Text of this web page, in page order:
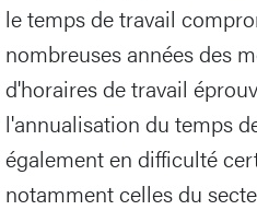
le temps de travail
nombreuses années des
d'horaires de travail
l'annualisation du temps
également en difficulté
notamment celles du